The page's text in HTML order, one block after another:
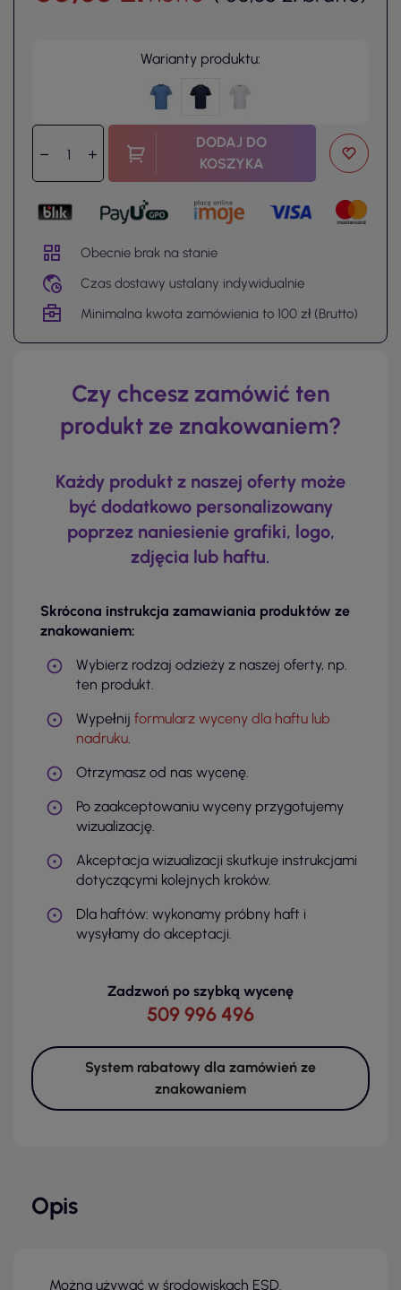
Warianty produktu:
DODAJ DO
KOSZYKA
Obecnie brak na stanie
Czas dostawy ustalany indywidualnie
Minimalna kwota zamówienia to 100 zł (Brutto)
Czy chcesz zamówić ten
produkt ze znakowaniem?
Każdy produkt z naszej oferty może
być dodatkowo personalizowany
poprzez naniesienie grafiki, logo,
zdjęcia lub haftu.
Skrócona instrukcja zamawiania produktów ze
znakowaniem:
Wybierz rodzaj odzieży z naszej oferty, np.
ten produkt.
Wypełnij formularz wyceny dla haftu lub
nadruku.
Otrzymasz od nas wycenę.
Po zaakceptowaniu wyceny przygotujemy
wizualizację.
Akceptacja wizualizacji skutkuje instrukcjami
dotyczącymi kolejnych kroków.
Dla haftów: wykonamy próbny haft i
wysyłamy do akceptacji.
Zadzwoń po szybką wycenę
509 996 496
System rabatowy dla zamówień ze
znakowaniem
Opis
Można używać w środowiskach ESD.